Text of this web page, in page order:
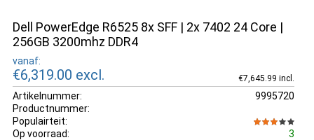
Dell PowerEdge R6525 8x SFF | 2x 7402 24 Core |
256GB 3200mhz DDR4
vanaf:
€6,319.00 excl. €7,645.99 incl.
Artikelnummer:
9995720
Productnummer:
Populairteit:
Op voorraad:
3